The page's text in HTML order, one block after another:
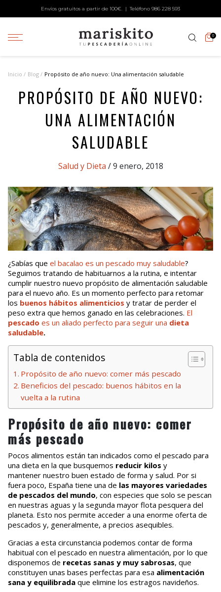
Envíos gratuitos a partir de 100€. | Teléfono 986 228 593
0
Inicio Blog Propósito de año nuevo: Una alimentación saludable
PROPÓSITO DE AÑO NUEVO:
UNA ALIMENTACIÓN
SALUDABLE
Categories
Salud y Dieta / 9 enero, 2018
¿Sabías que el bacalao es un pescado muy saludable?
Seguimos tratando de habituarnos a la rutina, e intentar
cumplir nuestro nuevo propósito de alimentación saludable
para el nuevo año. Es un momento perfecto para retomar
los buenos hábitos alimenticios y tratar de perder el
peso extra que hemos ganado en las celebraciones. El
pescado es un aliado perfecto para seguir una dieta
saludable.
Tabla de contenidos
Propósito de año nuevo: comer más pescado
Beneficios del pescado: buenos hábitos en la
vuelta a la rutina
Propósito de año nuevo: comer
más pescado
Pocos alimentos están tan indicados como el pescado para
una dieta en la que busquemos reducir kilos y
mantener nuestro buen estado de forma y salud. Por si
fuera poco, España tiene una de las mayores variedades
de pescados del mundo, con especies que solo se pescan
en nuestras aguas y la segunda mayor flota pesquera del
planeta. Esto nos permite acceder a una enorme oferta de
pescados y, generalmente, a precios asequibles.
Gracias a esta circunstancia podemos contar de forma
habitual con el pescado en nuestra alimentación, por lo que
disponemos de recetas sanas y muy sabrosas, que
constituyen unas bases perfectas para esa alimentación
sana y equilibrada que elimine los estragos navideños.